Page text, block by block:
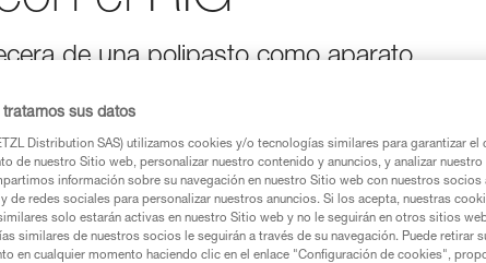
de una polipasto como aparato
productos utilizados en este consejo antes de
de la ficha técnica para poder comprender
tratamos sus datos
Distribution SAS) utilizamos cookies y/o tecnologías similares para garantizar el
de nuestro Sitio web, personalizar nuestro contenido y anuncios, y analizar
información sobre su navegación en nuestro Sitio web con nuestros socios
de redes sociales para personalizar nuestros anuncios. Si los acepta, nuestras
solo estarán activas en nuestro Sitio web y no le seguirán en otros sitios
similares de nuestros socios le seguirán a través de su navegación. Puede retirar
en cualquier momento haciendo clic en el enlace "Configuración de cookies",